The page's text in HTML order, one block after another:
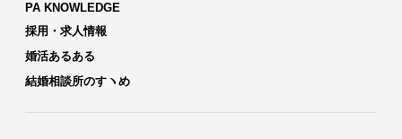
PA KNOWLEDGE
採用・求人情報
婚活あるある
結婚相談所のすヽめ